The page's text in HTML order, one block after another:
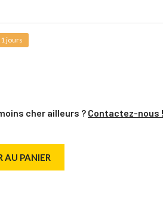
jours
cher ailleurs ? Contactez-nous !
AU PANIER